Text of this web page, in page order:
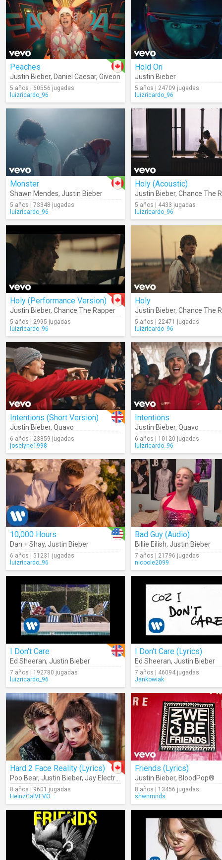
Peaches
Justin Bieber, Daniel Caesar, Giveon
5 años | 60556 jugadas
luizricardo_96
Hold On
Justin Bieber
5 años | 24709 jugadas
luizricardo_96
Monster
Shawn Mendes, Justin Bieber
5 años | 73348 jugadas
luizricardo_96
Holy (Acoustic)
Justin Bieber, Chance The
5 años | 4433 jugadas
luizricardo_96
Holy (Performance Version)
Justin Bieber, Chance The Rapper
5 años | 2995 jugadas
luizricardo_96
Holy
Justin Bieber, Chance The
5 años | 22471 jugadas
luizricardo_96
Intentions (Short Version)
Justin Bieber, Quavo
6 años | 23859 jugadas
joselyne1998
Intentions
Justin Bieber, Quavo
6 años | 10120 jugadas
luizricardo_96
10,000 Hours
Dan + Shay, Justin Bieber
6 años | 51231 jugadas
luizricardo_96
Bad Guy (Audio)
Billie Eilish, Justin Bieber
7 años | 21796 jugadas
nicoole2099
I Don't Care
Ed Sheeran, Justin Bieber
7 años | 192780 jugadas
luizricardo_96
I Don't Care (Lyrics)
Ed Sheeran, Justin Bieber
7 años | 46094 jugadas
Jankowiak
Hard 2 Face Reality (Lyrics)
Poo Bear, Justin Bieber, Jay Electronica
8 años | 9601 jugadas
HeinzCalVEVO
Friends (Lyrics)
Justin Bieber, BloodPop®
8 años | 13456 jugadas
shwnmnds